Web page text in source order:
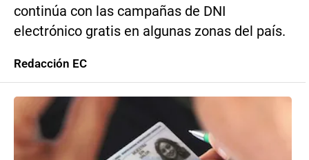
continúa con las campañas de DNI
electrónico gratis en algunas zonas del país.
Redacción EC